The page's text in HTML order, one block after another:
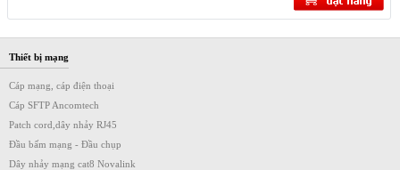
Thiết bị mạng
Cáp mạng, cáp điện thoại
Cáp SFTP Ancomtech
Patch cord,dây nhảy RJ45
Đầu bấm mạng - Đầu chụp
Dây nhảy mạng cat8 Novalink